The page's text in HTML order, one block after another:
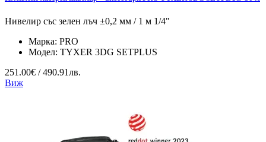
Нивелир със зелен лъч ±0,2 мм / 1 м 1/4"
Марка: PRO
Модел: TYXER 3DG SETPLUS
251.00€ / 490.91лв.
Виж